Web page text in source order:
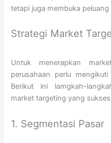
tetapi juga membuka
Strategi Market
Untuk menerapkan
perusahaan perlu
Berikut ini lamgkah-
market targeting yang
1. Segmentasi Pasar